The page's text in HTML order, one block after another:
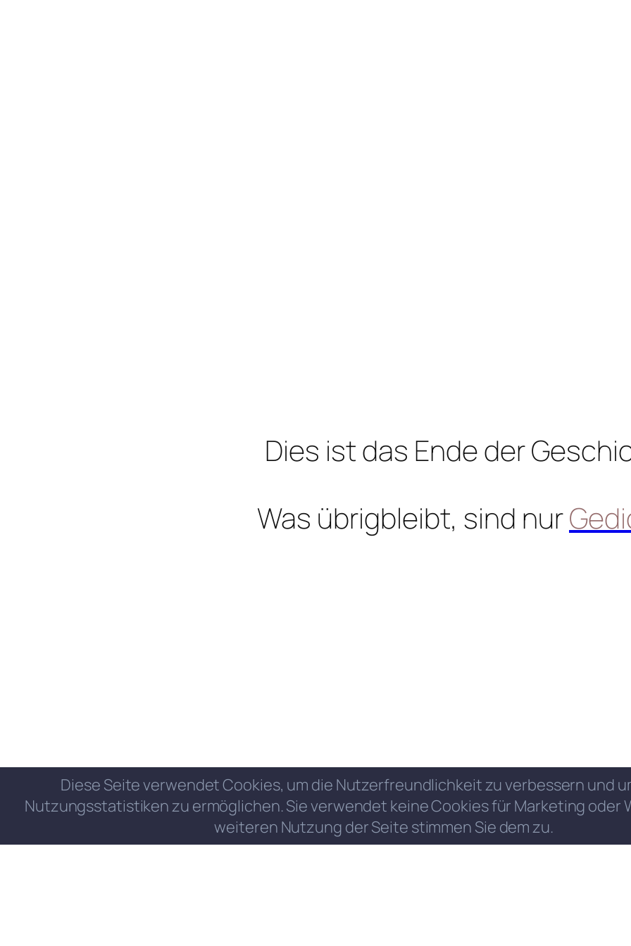
Dies ist das Ende der
Was übrigbleibt, sind nur
Diese Seite verwendet Cookies, um die Nutzerfreundlichkeit zu verbessern und
Nutzungsstatistiken zu ermöglichen. Sie verwendet keine Cookies für Marketing oder
weiteren Nutzung der Seite stimmen Sie dem zu.